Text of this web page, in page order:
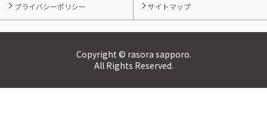
プライバシーポリシー サイトマップ
Copyright © rasora sapporo.
All Rights Reserved.